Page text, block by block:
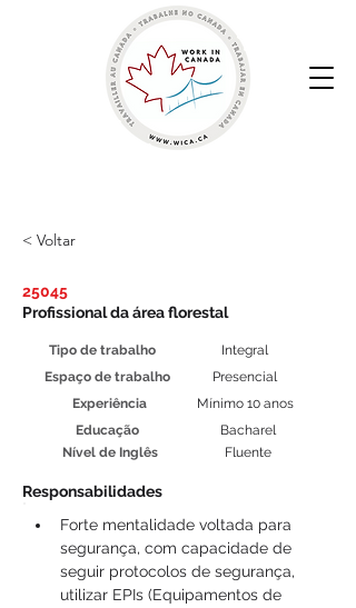
< Voltar
25045
Profissional da área florestal
Tipo de trabalho
Integral
Espaço de trabalho
Presencial
Experiência
Mínimo 10 anos
Educação
Bacharel
Nível de Inglês
Fluente
Responsabilidades
Forte mentalidade voltada para
segurança, com capacidade de
seguir protocolos de segurança,
utilizar EPIs (Equipamentos de